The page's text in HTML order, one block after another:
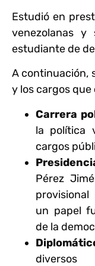
Estudió en
venezolanas
estudiante de
A continuación,
y los cargos que
Carrera
la política
cargos
Pérez
un papel
de la
diversos